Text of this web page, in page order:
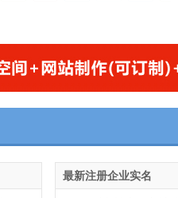
最新注册企业实名